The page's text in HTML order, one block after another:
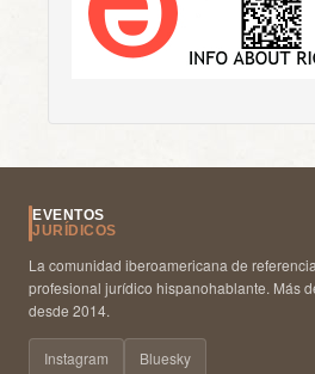
EVENTOS
JURÍDICOS
La comunidad iberoamericana de
profesional jurídico hispanohablante. Más
desde 2014.
Instagram Bluesky